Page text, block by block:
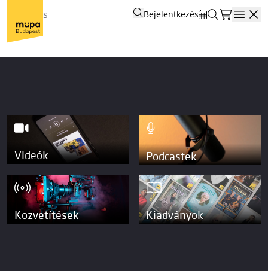
Bejelentkezés
Videók Podcastek
Közvetítések Kiadványok